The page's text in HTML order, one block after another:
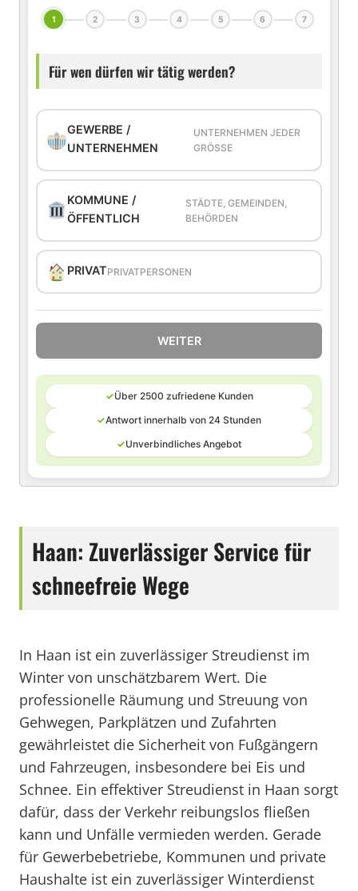
1 2 3 4 5 6 7
Für wen dürfen wir tätig werden?
GEWERBE /
UNTERNEHMEN
UNTERNEHMEN JEDER
GRÖSSE
KOMMUNE /
ÖFFENTLICH
STÄDTE, GEMEINDEN,
BEHÖRDEN
PRIVATPRIVATPERSONEN
WEITER
✓Über 2500 zufriedene Kunden
✓Antwort innerhalb von 24 Stunden
✓Unverbindliches Angebot
Haan: Zuverlässiger Service für
schneefreie Wege
In Haan ist ein zuverlässiger Streudienst im
Winter von unschätzbarem Wert. Die
professionelle Räumung und Streuung von
Gehwegen, Parkplätzen und Zufahrten
gewährleistet die Sicherheit von Fußgängern
und Fahrzeugen, insbesondere bei Eis und
Schnee. Ein effektiver Streudienst in Haan sorgt
dafür, dass der Verkehr reibungslos fließen
kann und Unfälle vermieden werden. Gerade
für Gewerbebetriebe, Kommunen und private
Haushalte ist ein zuverlässiger Winterdienst